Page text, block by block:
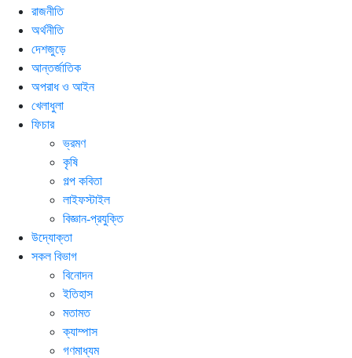
রাজনীতি
অর্থনীতি
দেশজুড়ে
আন্তর্জাতিক
অপরাধ ও আইন
খেলাধুলা
ফিচার
ভ্রমণ
কৃষি
গল্প ক‌বিতা
লাইফস্টাইল
বিজ্ঞান-প্রযুক্তি
উদ্যোক্তা
সকল বিভাগ
বিনোদন
ইতিহাস
মতামত
ক্যাম্পাস
গণমাধ্যম